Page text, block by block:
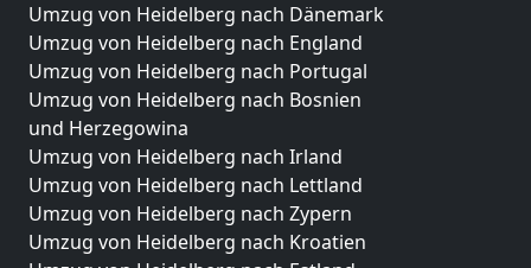
Umzug von Heidelberg nach Dänemark
Umzug von Heidelberg nach England
Umzug von Heidelberg nach Portugal
Umzug von Heidelberg nach Bosnien
und Herzegowina
Umzug von Heidelberg nach Irland
Umzug von Heidelberg nach Lettland
Umzug von Heidelberg nach Zypern
Umzug von Heidelberg nach Kroatien